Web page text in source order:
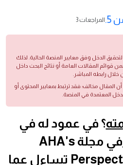
3 المراجعات
الدخل وفق معايير المنصة الحالية. لذلك
قوائم المقالات العامة أو نتائج البحث داخل
خلال رابطه المباشر.
المقال مخالف؛ فقد ترتبط بمعايير المحتوى أو
المعتمدة في المنصة.
؟ في عمود له في
في مجلة AHA's
Perspectives on History تساءل عما